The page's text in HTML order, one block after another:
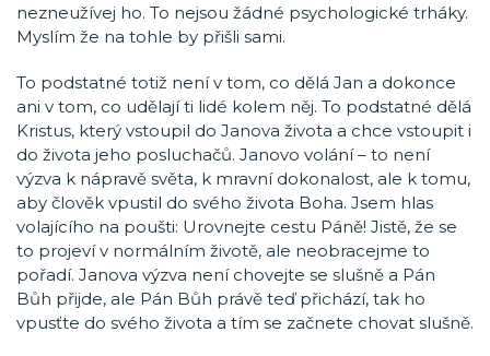
nezneužívej ho. To nejsou žádné psychologické trháky.
Myslím že na tohle by přišli sami.
To podstatné totiž není v tom, co dělá Jan a dokonce
ani v tom, co udělají ti lidé kolem něj. To podstatné dělá
Kristus, který vstoupil do Janova života a chce vstoupit i
do života jeho posluchačů. Janovo volání – to není
výzva k nápravě světa, k mravní dokonalost, ale k tomu,
aby člověk vpustil do svého života Boha. Jsem hlas
volajícího na poušti: Urovnejte cestu Páně! Jistě, že se
to projeví v normálním životě, ale neobracejme to
pořadí. Janova výzva není chovejte se slušně a Pán
Bůh přijde, ale Pán Bůh právě teď přichází, tak ho
vpusťte do svého života a tím se začnete chovat slušně.